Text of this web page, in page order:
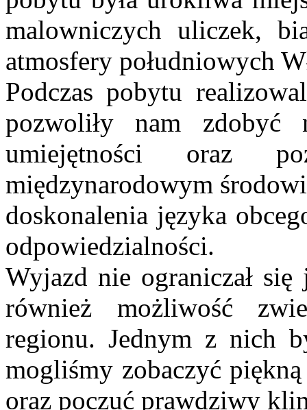
malowniczych uliczek,
atmosfery południowych
Podczas pobytu
pozwoliły nam zdobyć
umiejętności oraz
międzynarodowym
doskonalenia języka
odpowiedzialności.
Wyjazd nie ograniczał
również możliwość
regionu. Jednym z nich
mogliśmy zobaczyć
oraz poczuć prawdziwy